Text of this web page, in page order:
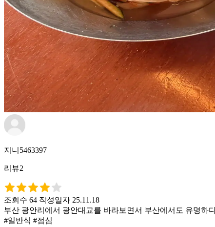
지니5463397
리뷰2
조회수 64 작성일자 25.11.18
부산 광안리에서 광안대교를 바라보면서 부산에서도 유명
#일반식 #점심